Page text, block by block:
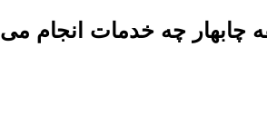
چابهار چه خدمات انجام